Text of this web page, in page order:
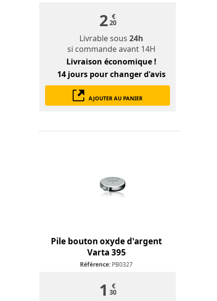
2 €
20
Livrable sous24h
si commande avant 14H
Livraison économique !
14 jours pour changer d'avis
AJOUTER AU PANIER
Pile bouton oxyde d'argent
Varta 395
Référence: PB0327
1 €
30